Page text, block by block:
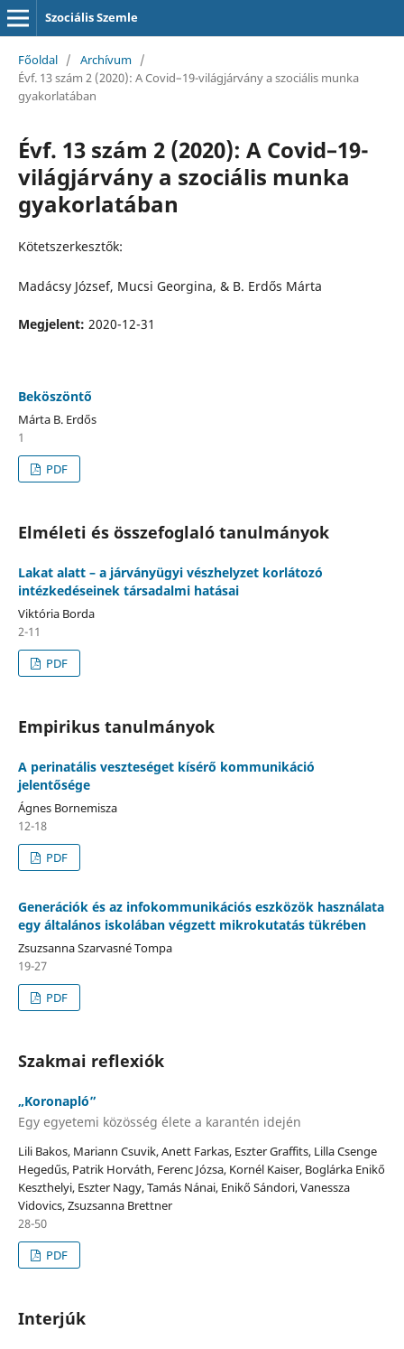
Szociális Szemle
Főoldal / Archívum /
Évf. 13 szám 2 (2020): A Covid–19-világjárvány a szociális munka
gyakorlatában
Évf. 13 szám 2 (2020): A Covid–19-
világjárvány a szociális munka
gyakorlatában
Kötetszerkesztők:
Madácsy József, Mucsi Georgina, & B. Erdős Márta
Megjelent: 2020-12-31
Beköszöntő
Márta B. Erdős
1
PDF
Elméleti és összefoglaló tanulmányok
Lakat alatt – a járványügyi vészhelyzet korlátozó
intézkedéseinek társadalmi hatásai
Viktória Borda
2-11
PDF
Empirikus tanulmányok
A perinatális veszteséget kísérő kommunikáció
jelentősége
Ágnes Bornemisza
12-18
PDF
Generációk és az infokommunikációs eszközök használata
egy általános iskolában végzett mikrokutatás tükrében
Zsuzsanna Szarvasné Tompa
19-27
PDF
Szakmai reflexiók
„Koronapló”
Egy egyetemi közösség élete a karantén idején
Lili Bakos, Mariann Csuvik, Anett Farkas, Eszter Graffits, Lilla Csenge
Hegedűs, Patrik Horváth, Ferenc Józsa, Kornél Kaiser, Boglárka Enikő
Keszthelyi, Eszter Nagy, Tamás Nánai, Enikő Sándori, Vanessza
Vidovics, Zsuzsanna Brettner
28-50
PDF
Interjúk